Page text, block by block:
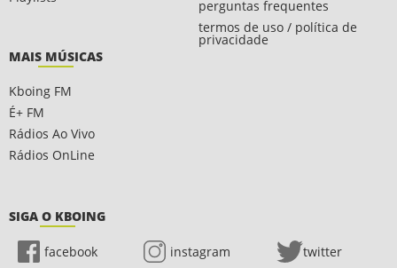
perguntas frequentes
termos de uso / política de
privacidade
MAIS MÚSICAS
Kboing FM
É+ FM
Rádios Ao Vivo
Rádios OnLine
SIGA O KBOING
facebook instagram twitter